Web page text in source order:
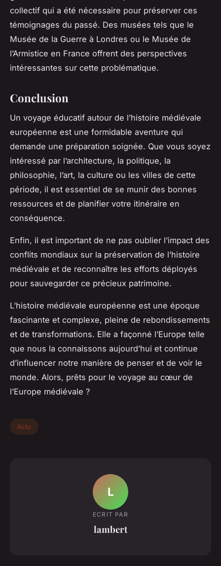
collectif qui a été nécessaire pour préserver ces
témoignages du passé. Des musées tels que le
Musée de la Guerre à Londres ou le Musée de
l’Armistice en France offrent des perspectives
intéressantes sur cette problématique.
Conclusion
Un voyage éducatif autour de l’histoire médiévale
européenne est une formidable aventure qui
demande une préparation soignée. Que vous soyez
intéressé par l’architecture, la politique, la
philosophie, l’art, la culture ou les villes de cette
période, il est essentiel de se munir des bonnes
ressources et de planifier votre itinéraire en
conséquence.
Enfin, il est important de ne pas oublier l’impact des
conflits mondiaux sur la préservation de l’histoire
médiévale et de reconnaître les efforts déployés
pour sauvegarder ce précieux patrimoine.
L’histoire médiévale européenne est une époque
fascinante et complexe, pleine de rebondissements
et de transformations. Elle a façonné l’Europe telle
que nous la connaissons aujourd’hui et continue
d’influencer notre manière de penser et de voir le
monde. Alors, prêts pour le voyage au cœur de
l’Europe médiévale ?
Actu
L
ECRIT PAR
lambert